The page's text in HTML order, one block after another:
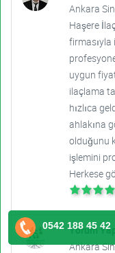
Ankara
Haşere
firmasıyla
uygun
ilaçlama
hızlıca
ahlakına
olduğunu
işlemini
Herkese
Yorum
Ankara
0542 188 45 42